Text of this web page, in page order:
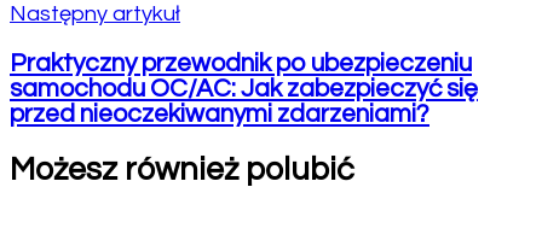
Następny artykuł
Praktyczny przewodnik po ubezpieczeniu
samochodu OC/AC: Jak zabezpieczyć się
przed nieoczekiwanymi zdarzeniami?
Możesz również polubić